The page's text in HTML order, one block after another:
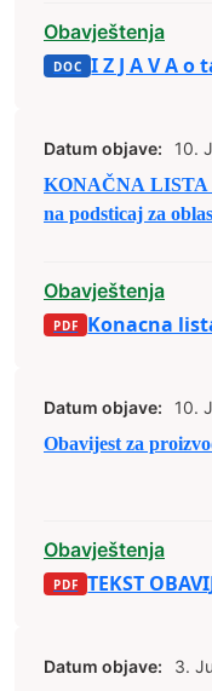
Obavještenja
I Z J A V A
Datum objave:
10.
KONAČNA LISTA
na podsticaj za
Obavještenja
Konacna
Datum objave:
10.
Obavijest za
Obavještenja
TEKST
Datum objave:
3.